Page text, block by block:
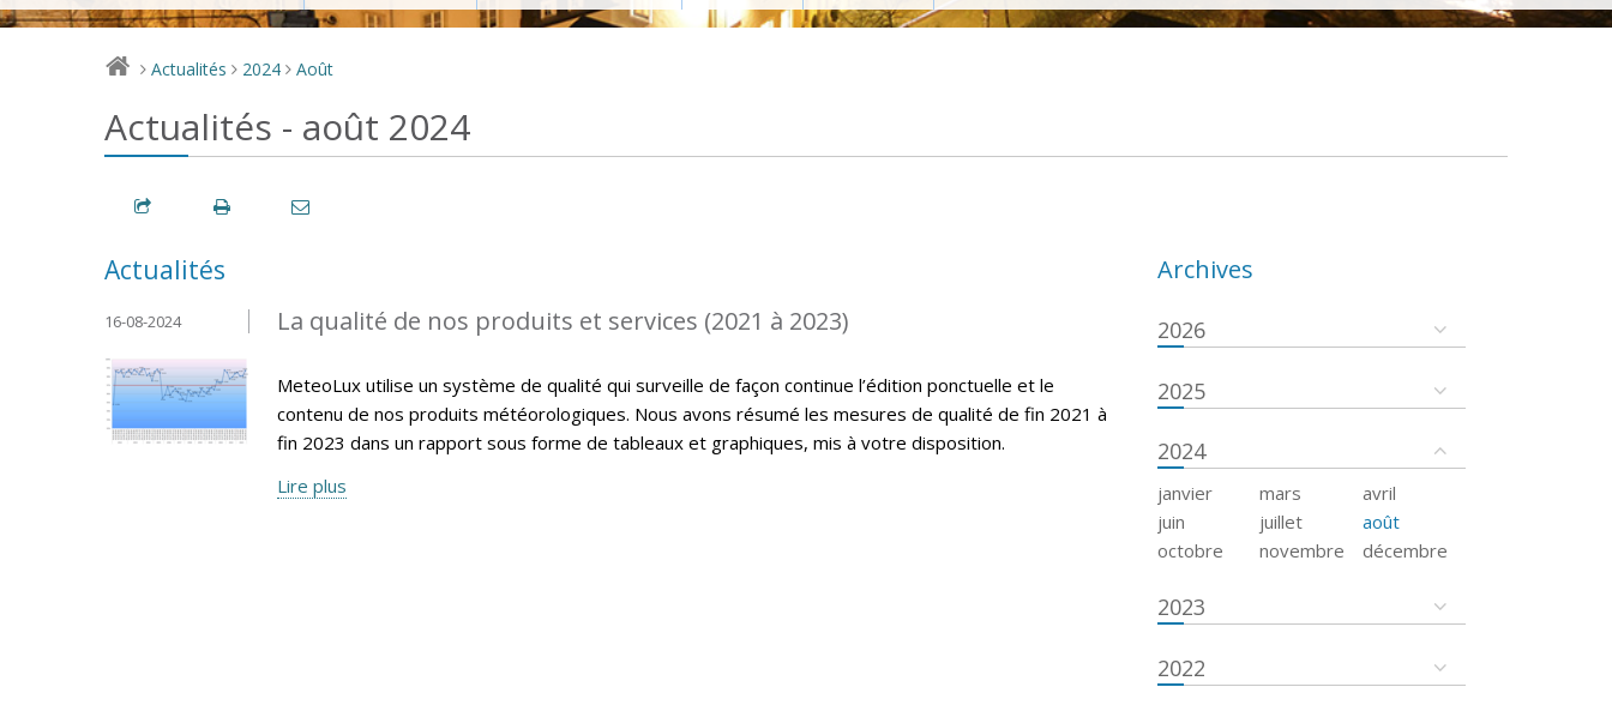
> Actualités > 2024 > Août
Actualités - août 2024
Actualités
La qualité de nos produits et services (2021 à 2023)
16-08-2024
MeteoLux utilise un système de qualité qui surveille de façon continue l’édition ponctuelle et le
contenu de nos produits météorologiques. Nous avons résumé les mesures de qualité de fin 2021 à
fin 2023 dans un rapport sous forme de tableaux et graphiques, mis à votre disposition.
Lire plus
Archives
2026
2025
2024
janvier mars
avril
juin
juillet
août
octobre
novembre décembre
2023
2022